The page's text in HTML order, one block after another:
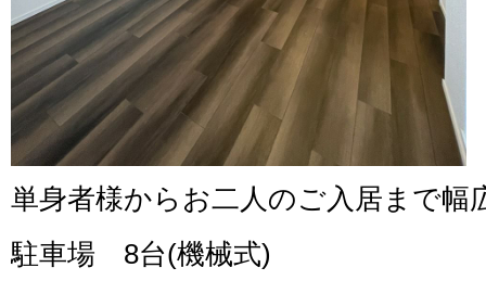
単身者様からお二人のご入居まで幅
駐車場 8台(機械式)